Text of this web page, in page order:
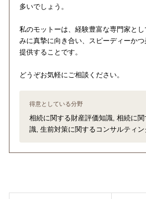
多いでしょう。
私のモットーは、経験豊富な専門家と
みに真摯に向き合い、スピーディーか
提供することです。
どうぞお気軽にご相談ください。
得意としている分野
相続に関する財産評価知識, 相続に
識, 生前対策に関するコンサルティ